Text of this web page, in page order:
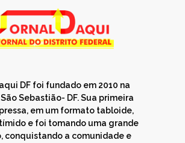
DF foi fundado em 2010 na
Sebastião- DF. Sua primeira
em um formato tabloide,
e foi tomando uma grande
conquistando a comunidade e